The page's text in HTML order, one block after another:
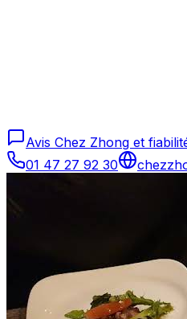
Avis Chez Zhong et
01 47 27 92 30